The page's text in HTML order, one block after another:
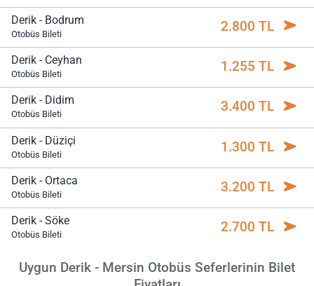
Derik - Bodrum
Otobüs Bileti 2.800 TL
Derik - Ceyhan
Otobüs Bileti 1.255 TL
Derik - Didim
Otobüs Bileti 3.400 TL
Derik - Düziçi
Otobüs Bileti 1.300 TL
Derik - Ortaca
Otobüs Bileti 3.200 TL
Derik - Söke
Otobüs Bileti 2.700 TL
Uygun Derik - Mersin Otobüs Seferlerinin Bilet